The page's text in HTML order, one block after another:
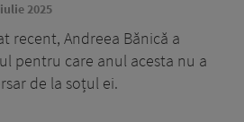
2025
recent, Andreea Bănică a
pentru care anul acesta nu a
de la soțul ei.